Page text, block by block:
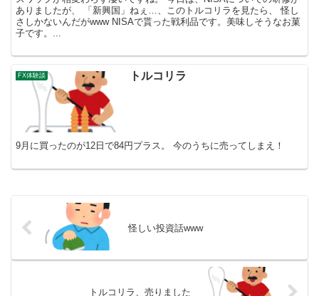
ありましたが、 「新興国」ねぇ…、このトルコリラを見たら、 怪し
さしかないんだがwww NISAで貰った戦利品です。美味しそうなお菓
子です。...
FX体験談 トルコリラ
9月に買ったのが12日で84円プラス。 今のうちに売ってしまえ！
怪しい投資話www
トルコリラ、売りました